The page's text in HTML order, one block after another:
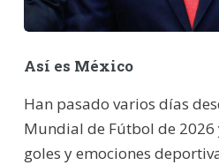
Así es México
Han pasado varios días
Mundial de Fútbol de 2026
goles y emociones